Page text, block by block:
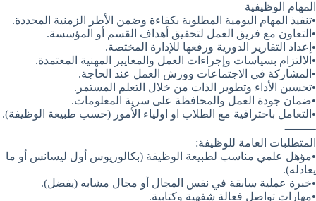
المهام الوظيفية
•تنفيذ المهام اليومية المطلوبة بكفاءة وضمن الأطر الزمنية المحددة.
•التعاون مع فريق العمل لتحقيق أهداف القسم أو المؤسسة.
•إعداد التقارير الدورية ورفعها للإدارة المختصة.
•الالتزام بسياسات وإجراءات العمل والمعايير المهنية المعتمدة.
•المشاركة في الاجتماعات وورش العمل عند الحاجة.
•تحسين الأداء وتطوير الذات من خلال التعلم المستمر.
•ضمان جودة العمل والمحافظة على سرية المعلومات.
•التعامل باحترافية مع الطلاب او اولياء الأمور (حسب طبيعة الوظيفة).
⸻
المتطلبات العامة للوظيفة:
•مؤهل علمي مناسب لطبيعة الوظيفة (بكالوريوس أول ليسانس أو ما
يعادله).
•خبرة عملية سابقة في نفس المجال أو مجال مشابه (يفضل).
•مهارات تواصل فعالة شفهية وكتابية.